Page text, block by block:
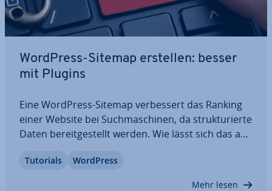
WordPress-Sitemap erstellen: besser
mit Plugins
Eine WordPress-Sitemap ver­bes­sert das Ranking
einer Website bei Such­ma­schi­nen, da struk­tu­rier­te
Daten be­reit­ge­stellt werden. Wie lässt sich das am
dafür bereits an Bord? Mit einem WordPress-
Tutorials WordPress
Mehr lesen